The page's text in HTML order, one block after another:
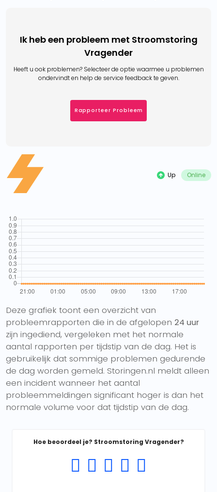
Ik heb een probleem met Stroomstoring
Vragender
Heeft u ook problemen? Selecteer de optie waarmee u problemen
ondervindt en help de service feedback te geven.
Rapporteer Probleem
Up Online
Deze grafiek toont een overzicht van
probleemrapporten die in de afgelopen 24 uur
zijn ingediend, vergeleken met het normale
aantal rapporten per tijdstip van de dag. Het is
gebruikelijk dat sommige problemen gedurende
de dag worden gemeld. Storingen.nl meldt alleen
een incident wanneer het aantal
probleemmeldingen significant hoger is dan het
normale volume voor dat tijdstip van de dag.
Hoe beoordeel je? Stroomstoring Vragender?